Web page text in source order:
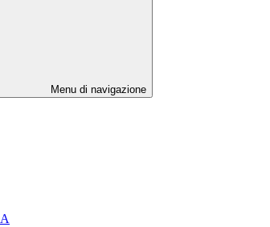
Menu di navigazione